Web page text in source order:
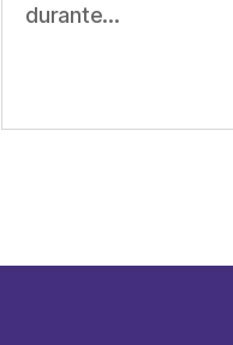
durante...